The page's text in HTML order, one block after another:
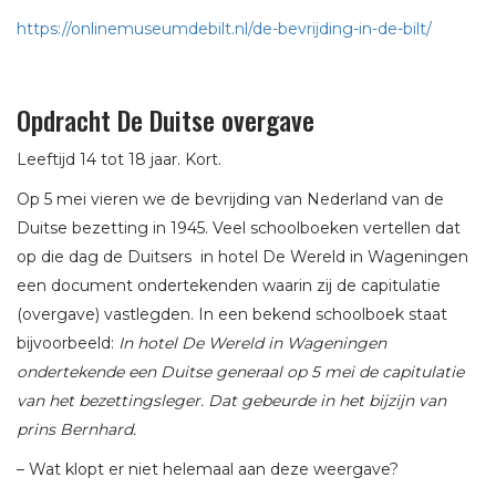
https://onlinemuseumdebilt.nl/de-bevrijding-in-de-bilt/
Opdracht De Duitse overgave
Leeftijd 14 tot 18 jaar. Kort.
Op 5 mei vieren we de bevrijding van Nederland van de
Duitse bezetting in 1945. Veel schoolboeken vertellen dat
op die dag de Duitsers in hotel De Wereld in Wageningen
een document ondertekenden waarin zij de capitulatie
(overgave) vastlegden. In een bekend schoolboek staat
bijvoorbeeld: In hotel De Wereld in Wageningen
ondertekende een Duitse generaal op 5 mei de capitulatie
van het bezettingsleger. Dat gebeurde in het bijzijn van
prins Bernhard.
– Wat klopt er niet helemaal aan deze weergave?